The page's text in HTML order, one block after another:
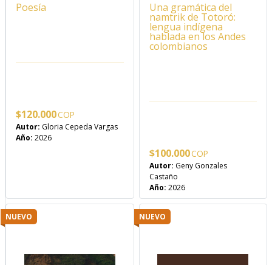
Poesía
$120.000
Autor: Gloria Cepeda Vargas
Año: 2026
Una gramática del
namtrik de Totoró:
lengua indígena
hablada en los Andes
colombianos
$100.000
Autor: Geny Gonzales
Castaño
Año: 2026
NUEVO NUEVO